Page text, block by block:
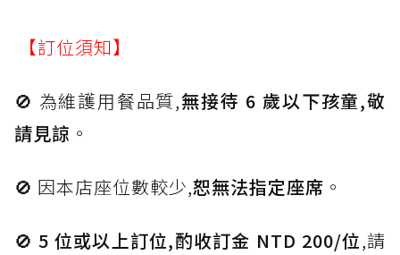
【訂位須知】
🚫 為維護用餐品質,無接待 6 歲以下孩童,敬
請見諒 。
🚫 因本店座位數較少,恕無法指定座席 。
🚫 5 位或以上訂位,酌收訂金 NTD 200/位,請